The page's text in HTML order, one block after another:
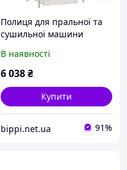
Полиця для пральної та
сушильної машини
для білизни з
поперечиною та гачками,
В наявності
6 038₴
Купити
bippi.net.ua 91%